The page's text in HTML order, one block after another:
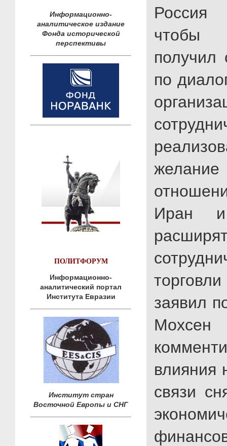
Информационно-
аналитическое издание
Фонда исторической
перспективы
ПОЛИТФОРУМ
Информационно-
аналитический портал
Института Евразии
Институт стран
Восточной Европы и СНГ
Россия
чтобы
получил
по
Иран и
заявил
влияния
связи